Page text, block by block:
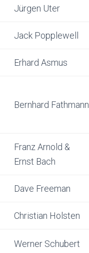
Jürgen Uter
Jack Popplewell
Erhard Asmus
Bernhard Fathmann
Franz Arnold &
Ernst Bach
Dave Freeman
Christian Holsten
Werner Schubert